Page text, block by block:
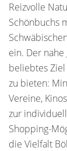
Reizvolle
Schönbuchs
ein. Der
beliebtes
zu bieten:
Vereine,
zur
Shopping-
die Vielfalt